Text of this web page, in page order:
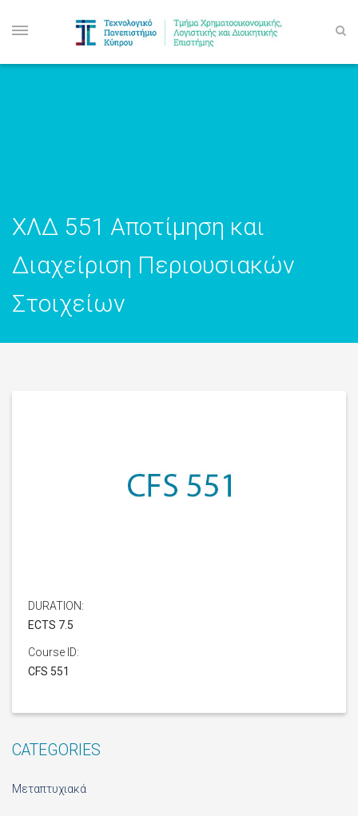
ΧΛΔ 551 Αποτίμηση και
Διαχείριση Περιουσιακών
Στοιχείων
DURATION:
ECTS 7.5
Course ID:
CFS 551
CATEGORIES
Μεταπτυχιακά